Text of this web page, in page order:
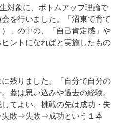
対象に、ボトムアップ理論で
を行いました。「沼東で育て
」の中の、「自己肯定感」や
ヒントになればと実施したもの
残りました。
「自分で自分の
蓋は思い込みや過去の経験。
てよい。挑戦の先は成功・失
失敗⇒失敗⇒成功という１本